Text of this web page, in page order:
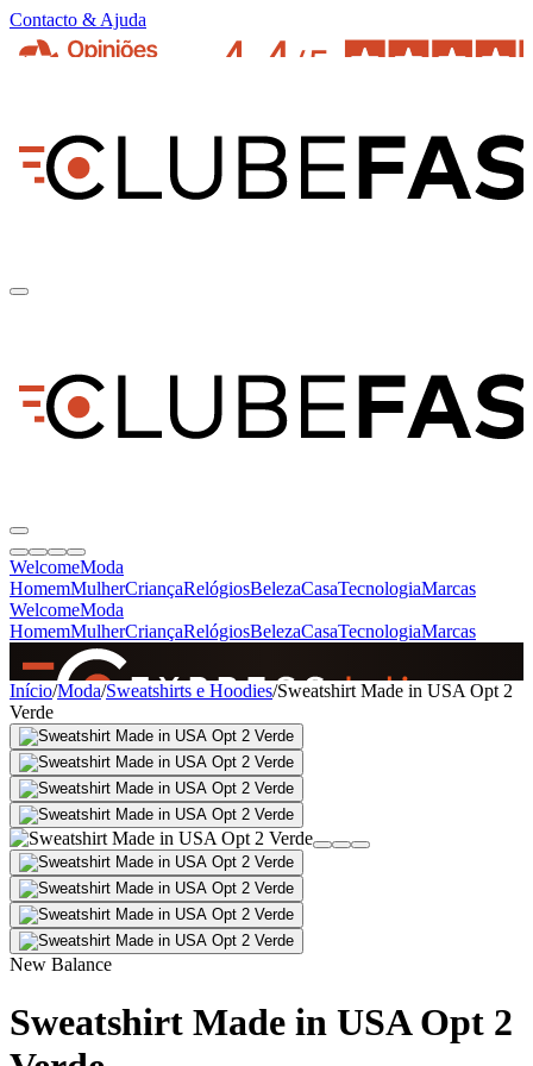
Contacto & Ajuda
WelcomeModa
HomemMulherCriançaRelógiosBelezaCasaTecnologiaMarcas
WelcomeModa
HomemMulherCriançaRelógiosBelezaCasaTecnologiaMarcas
SINCE 2005
+de 36.000 reviews
Início/Moda/Sweatshirts e Hoodies/Sweatshirt Made in USA Opt 2
Verde
New Balance
Sweatshirt Made in USA Opt 2